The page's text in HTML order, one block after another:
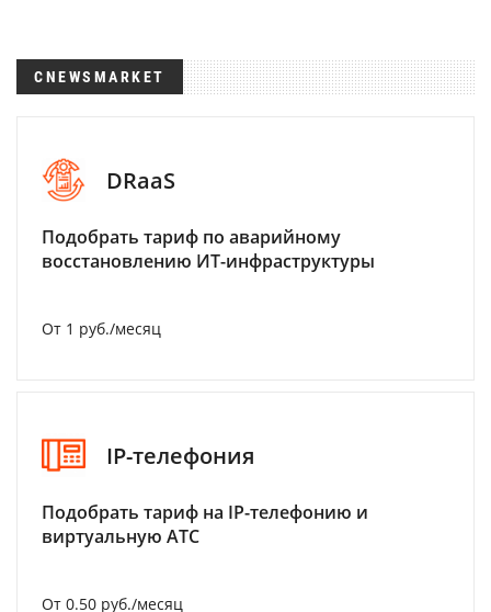
CNEWSMARKET
DRaaS
Подобрать тариф по аварийному
восстановлению ИТ-инфраструктуры
От 1 руб./месяц
IP-телефония
Подобрать тариф на IP-телефонию и
виртуальную АТС
От 0.50 руб./месяц